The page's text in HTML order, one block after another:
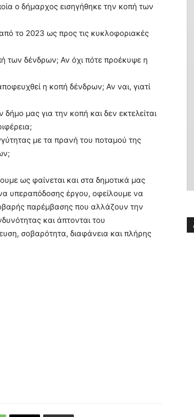
ο δήμαρχος εισηγήθηκε την κοπή των
από το 2023 ως προς τις κυκλοφοριακές
των δένδρων; Αν όχι πότε προέκυψε η
η κοπή δένδρων; Αν ναι, γιατί
δήμο μας για την κοπή και δεν εκτελείται
με τα πρανή του ποταμού της
ως φαίνεται και στα δημοτικά μας
υπεραπόδοσης έργου, οφείλουμε να
παρέμβασης που αλλάζουν την
και άπτονται του
σοβαρότητα, διαφάνεια και πλήρης